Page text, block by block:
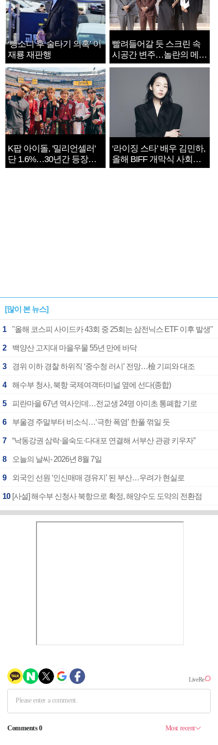
‘뺑소니 후 술타기 의혹’ 이
재룡 재판행
빨려들어갈 듯 스크린 속
시공간 변주…놀란의 메시
지는 ‘전쟁 속죄’
K팝 아이돌, '밀리언셀러'
단 1.6%…30년간 등장
1182개팀 전수조사
‘라이징 스타’ 배우 김민하,
올해 BIFF 개막식 사회자
확정
[많이 본 뉴스]
1 "올해 코스피 사이드카 43회 중 25회는 삼전닉스 ETF 이후 발생"
2 백양산 고지대 마을우물 55년 만에 바닥
3 경위 이하 경찰 하위직 ‘중수청 러시’ 전망…檢 기피와 대조
4 해수부 청사, 북항 국제여객터미널 옆에 선다(종합)
5 피란마을 67년 역사인데…전교생 24명 아미초 통폐합 기로
6 부울경 주말부터 비소식…‘극한 폭염’ 한풀 꺾일 듯
7 “낙동강권 삼락·을숙도·다대포 연결해 서부산 관광 키우자”
8 오늘의 날씨- 2026년 8월 7일
9 외국인 선원 ‘인신매매 경유지’ 된 부산…우려가 현실로
10 [사설] 해수부 신청사 북항으로 확정, 해양수도 도약의 전환점